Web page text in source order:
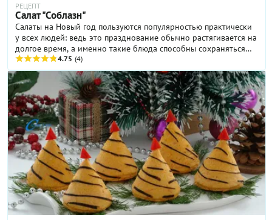
РЕЦЕПТ
Салат "Соблазн"
Салаты на Новый год пользуются популярностью практически
у всех людей: ведь это празднование обычно растягивается на
долгое время, а именно такие блюда способны сохраняться
довольно длительный срок, при этом, не теряя своих
потрясающих вкусовых качеств. Новогодние салаты всякий раз
поражают своим удивительным разнообразием. Многие
хозяйки иногда делают даже такие блюда основными на
своем праздничном столе. Из поколения в поколение очень
часто передаются рецепты новогодних салатов, однако самым
важным для таких блюд, можно назвать, пожалуй, их яркое
оформление, которым хозяюшки стараются порадовать своих
домашних ... Данный салатик очень полюбился нам и готовим
его уже много лет! Он по-праву занимает свое место на
Новогоднем столе в одном ряду с классическим оливье и
селедкой под шубой!
4.75 (4)